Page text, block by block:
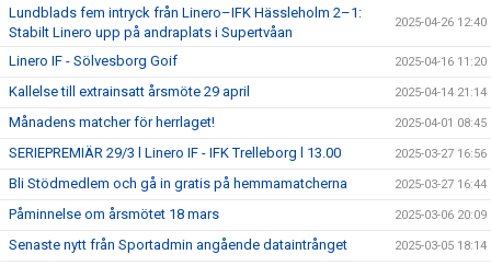
Lundblads fem intryck från Linero–IFK Hässleholm 2–1:
Stabilt Linero upp på andraplats i Supertvåan
2025-04-26 12:40
Linero IF - Sölvesborg Goif 2025-04-16 11:20
Kallelse till extrainsatt årsmöte 29 april 2025-04-14 21:14
Månadens matcher för herrlaget! 2025-04-01 08:45
SERIEPREMIÄR 29/3 l Linero IF - IFK Trelleborg l 13.00 2025-03-27 16:56
Bli Stödmedlem och gå in gratis på hemmamatcherna 2025-03-27 16:44
Påminnelse om årsmötet 18 mars 2025-03-06 20:09
Senaste nytt från Sportadmin angående dataintrånget 2025-03-05 18:14